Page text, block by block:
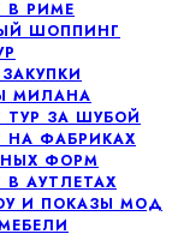
В РИМЕ
ШОППИНГ
МИЛАНА
ЗА ШУБОЙ
ФАБРИКАХ
ФОРМ
АУТЛЕТАХ
И ПОКАЗЫ МОД